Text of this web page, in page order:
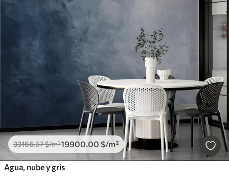
33166.67$/m²19900.00 $/m²
Agua, nube y gris